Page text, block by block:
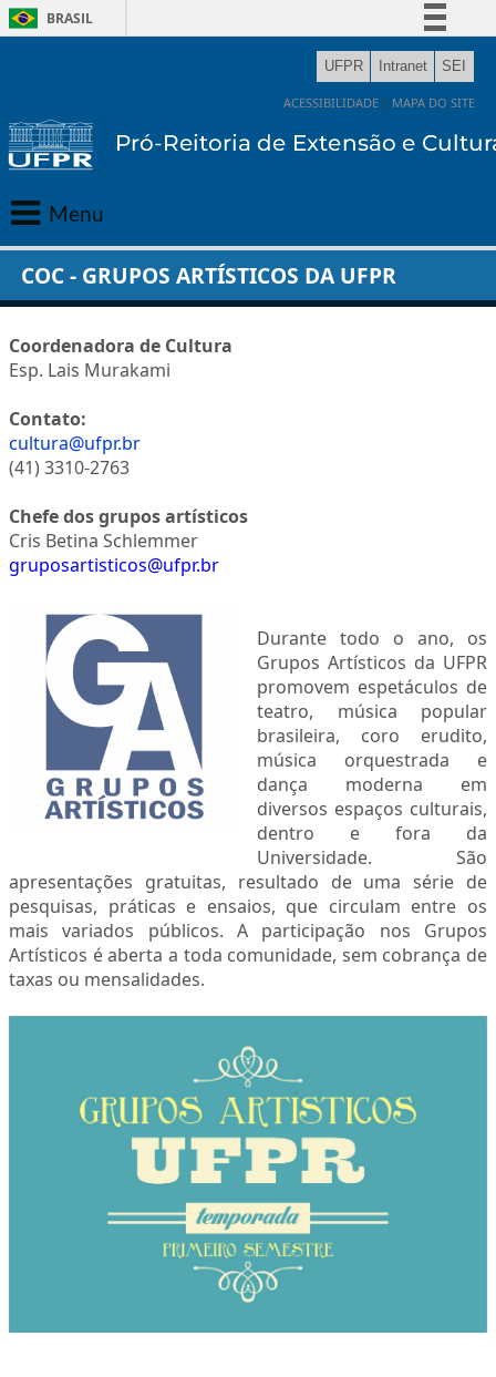
BRASIL
Simplifique!
Comunica BR
Acesso à informação
UFPR Intranet SEI
ACESSIBILIDADE | MAPA DO SITE
Menu
Principal
Extensão
Cultura
Editora
MAE
AGENDA
COC - GRUPOS ARTÍSTICOS DA UFPR
Coordenadora de Cultura
Esp. Lais Murakami
Contato:
cultura@ufpr.br
(41) 3310-2763
Chefe dos grupos artísticos
Cris Betina Schlemmer
gruposartisticos@ufpr.br
Durante todo o ano, os
Grupos Artísticos da UFPR
promovem espetáculos de
teatro, música popular
brasileira, coro erudito,
música orquestrada e
dança moderna em
diversos espaços culturais,
dentro e fora da
Universidade. São
apresentações gratuitas, resultado de uma série de
pesquisas, práticas e ensaios, que circulam entre os
mais variados públicos. A participação nos Grupos
Artísticos é aberta a toda comunidade, sem cobrança de
taxas ou mensalidades.